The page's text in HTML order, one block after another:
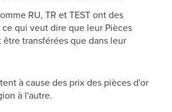
RU, TR et TEST ont des
qui veut dire que leur Pièces
transférées que dans leur
à cause des prix des pièces d'or
à l'autre.